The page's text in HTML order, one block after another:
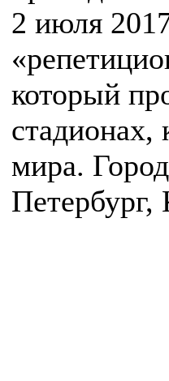
2 июля
который
стадионах,
мира.
Петербург,